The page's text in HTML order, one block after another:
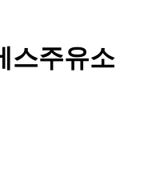
스주유소